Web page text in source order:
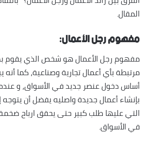
المقال.
مفهوم رجل الأعمال:
مفهوم رجل الأعمال هو شخص الذي يقوم
مرتبطة بأي أعمال تجارية وصناعية، كما
أساس دخول عنصر جديد في الأسواق، و
بإنشاء أعمال جديدة واصليه يفضل أن يتوجه
التي عليها طلب كبير حتى يحقق ارباح
في الأسواق.